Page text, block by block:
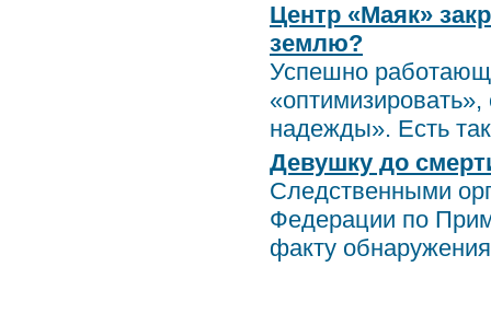
Центр «Маяк»
землю?
Успешно
надежды». Есть
Девушку до
Следственными
Федерации по
факту